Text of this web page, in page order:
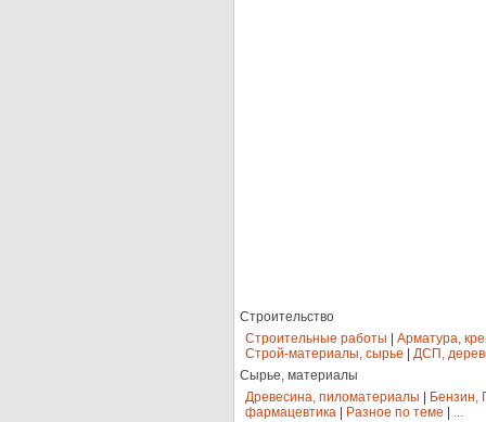
Строительство
Строительные работы
Арматура,
Строй-материалы, сырье
ДСП,
Сырье, материалы
Древесина, пиломатериалы
Бензин,
фармацевтика
Разное по теме
...